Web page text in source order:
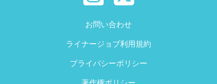
お問い合わせ
ライナージョブ利用規約
プライバシーポリシー